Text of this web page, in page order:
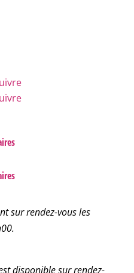
sur rendez-vous les
disponible sur rendez-